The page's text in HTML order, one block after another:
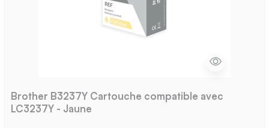
Brother B3237Y Cartouche compatible avec
LC3237Y - Jaune